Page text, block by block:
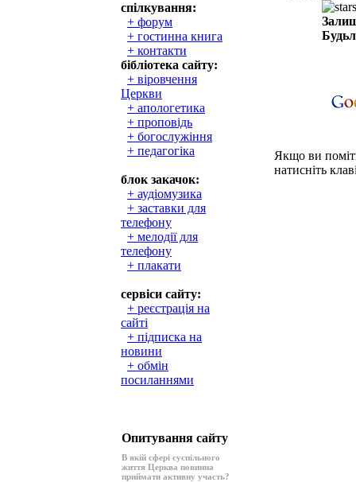
спілкування:
+ форум
+ гостинна книга
+ контакти
бібліотека сайту:
+ віровчення
Церкви
+ апологетика
+ проповідь
+ богослужіння
+ педагогіка
блок закачок:
+ аудіомузика
+ заставки для
телефону
+ мелодії для
телефону
+ плакати
сервіси сайту:
+ реєстрація на
сайті
+ підписка на
новини
+ обмін
посиланнями
Опитування сайту
В якій сфері суспільного
життя Церква повинна
приймати активну участь?
Якщо ви
натисніть